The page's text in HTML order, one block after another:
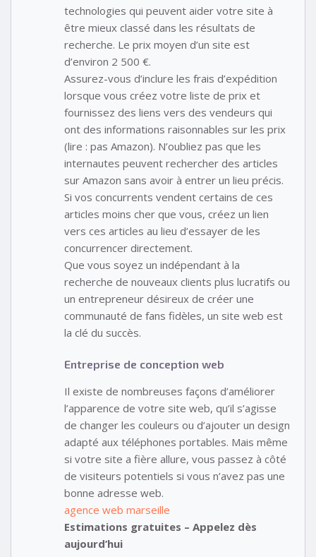
technologies qui peuvent aider votre site à
être mieux classé dans les résultats de
recherche. Le prix moyen d’un site est
d’environ 2 500 €.
Assurez-vous d’inclure les frais d’expédition
lorsque vous créez votre liste de prix et
fournissez des liens vers des vendeurs qui
ont des informations raisonnables sur les prix
(lire : pas Amazon). N’oubliez pas que les
internautes peuvent rechercher des articles
sur Amazon sans avoir à entrer un lieu précis.
Si vos concurrents vendent certains de ces
articles moins cher que vous, créez un lien
vers ces articles au lieu d’essayer de les
concurrencer directement.
Que vous soyez un indépendant à la
recherche de nouveaux clients plus lucratifs ou
un entrepreneur désireux de créer une
communauté de fans fidèles, un site web est
la clé du succès.
Entreprise de conception web
Il existe de nombreuses façons d’améliorer
l’apparence de votre site web, qu’il s’agisse
de changer les couleurs ou d’ajouter un design
adapté aux téléphones portables. Mais même
si votre site a fière allure, vous passez à côté
de visiteurs potentiels si vous n’avez pas une
bonne adresse web.
agence web marseille
Estimations gratuites – Appelez dès
aujourd’hui